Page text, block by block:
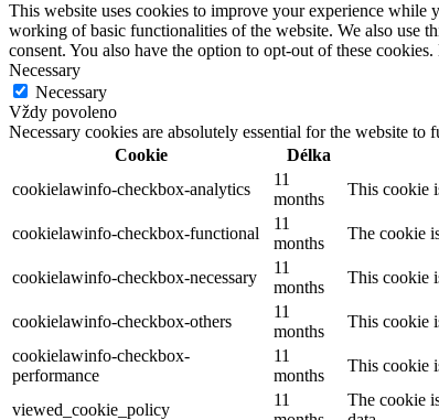
This website uses cookies to improve your experience while
working of basic functionalities of the website. We also use
consent. You also have the option to opt-out of these
Necessary
Necessary
Vždy povoleno
Necessary cookies are absolutely essential for the website
Cookie
Délka
cookielawinfo-checkbox-analytics
11
months
This cookie
cookielawinfo-checkbox-functional
11
months
The cookie
cookielawinfo-checkbox-necessary
11
months
This cookie
cookielawinfo-checkbox-others
11
months
This cookie
cookielawinfo-checkbox-
performance
11
months
This cookie
viewed_cookie_policy
11
The cookie